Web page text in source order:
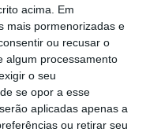
acima. Em
mais pormenorizadas e
ou recusar o
algum processamento
o seu
se opor a esse
aplicadas apenas a
ou retirar seu
norte-
a cada
vão
pedidos de